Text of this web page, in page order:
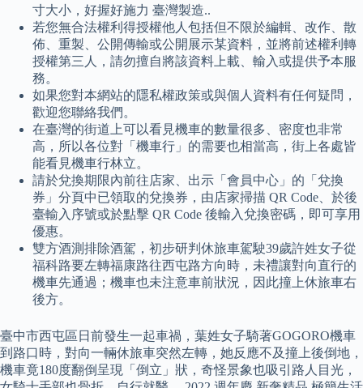
寸大小，好握好施力 臺灣製造..
若您無合法權利得授權他人包括但不限於編輯、改作、散
佈、重製、公開傳輸或公開展示某資料，並將前述權利轉
授權第三人，請勿擅自將該資料上載、輸入或提供予本服
務。
如果您對本網站的隱私權政策或與個人資料有任何疑問，
歡迎您聯絡我們。
在臺灣的街道上可以看見機車的數量很多、密度也非常
高，所以各位對「機車行」的需要也相當高，街上各處皆
能看見機車行林立。
請於兌換期限內前往店家、出示「會員中心」的「兌換
券」分頁中已領取的兌換券，由店家掃描 QR Code、於後
臺輸入序號或於點擊 QR Code 後輸入兌換密碼，即可享用
優惠。
雙方酒測排除酒駕，初步研判休旅車駕駛39歲許姓女子從
福科路要左轉福康路往西屯路方向時，未禮讓對向直行的
機車先通過；機車也未注意車前狀況，因此撞上休旅車右
後方。
臺中市西屯區日前發生一起車禍，葉姓女子騎著GOGORO機車
到路口時，對向一輛休旅車突然左轉，她反應不及撞上後倒地，
機車竟180度翻倒呈現「倒立」狀，奇怪景象也吸引路人目光，